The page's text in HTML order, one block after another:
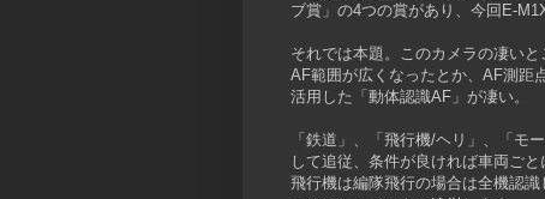
ブ賞」の4つの賞があり、今回E-
それでは本題。このカメラの凄いと
AF範囲が広くなったとか、AF測距
活用した「動体認識AF」が凄い。
「鉄道」、「飛行機/ヘリ」、「モ
して追従、条件が良ければ車両ご
飛行機は編隊飛行の場合は全機認